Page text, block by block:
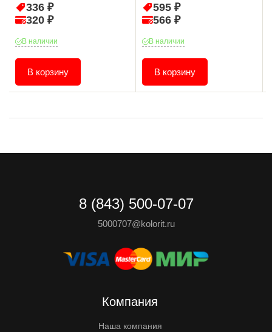
336 ₽
320 ₽
В наличии
В корзину
595 ₽
566 ₽
В наличии
В корзину
8 (843) 500-07-07
5000707@kolorit.ru
Компания
Наша компания